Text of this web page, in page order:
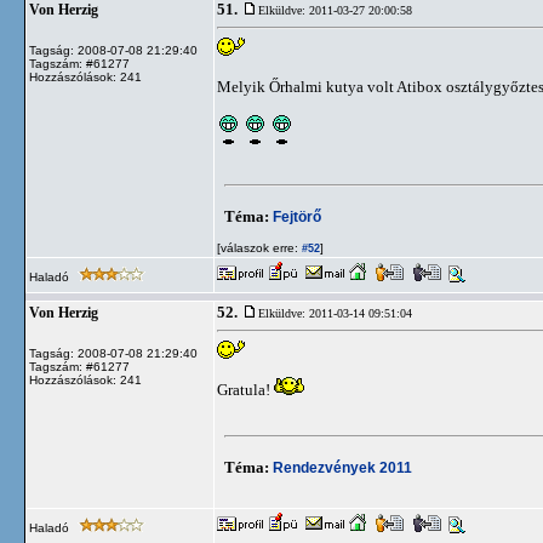
Von Herzig
Tagság: 2008-07-08 21:29:40
Tagszám: #61277
Hozzászólások: 241
51. Elküldve: 2011-03-27 20:00:58
Melyik Őrhalmi kutya volt Atibox
Téma: Fejtörő
[válaszok erre: #52]
Haladó
Von Herzig
Tagság: 2008-07-08 21:29:40
Tagszám: #61277
Hozzászólások: 241
52. Elküldve: 2011-03-14 09:51:04
Gratula!
Téma: Rendezvények 2011
Haladó